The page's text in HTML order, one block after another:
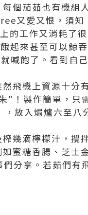
個茄茹也有機組
又愛又恨，須知
的工作又消耗了
起來甚至可以鯨
喊飽了。看到自
飛機上資源十分
"！製作簡單，只
放入焗爐六至八
幾滴檸檬汁，攪
蜜糖香腸、芝士
分享。若茹們有